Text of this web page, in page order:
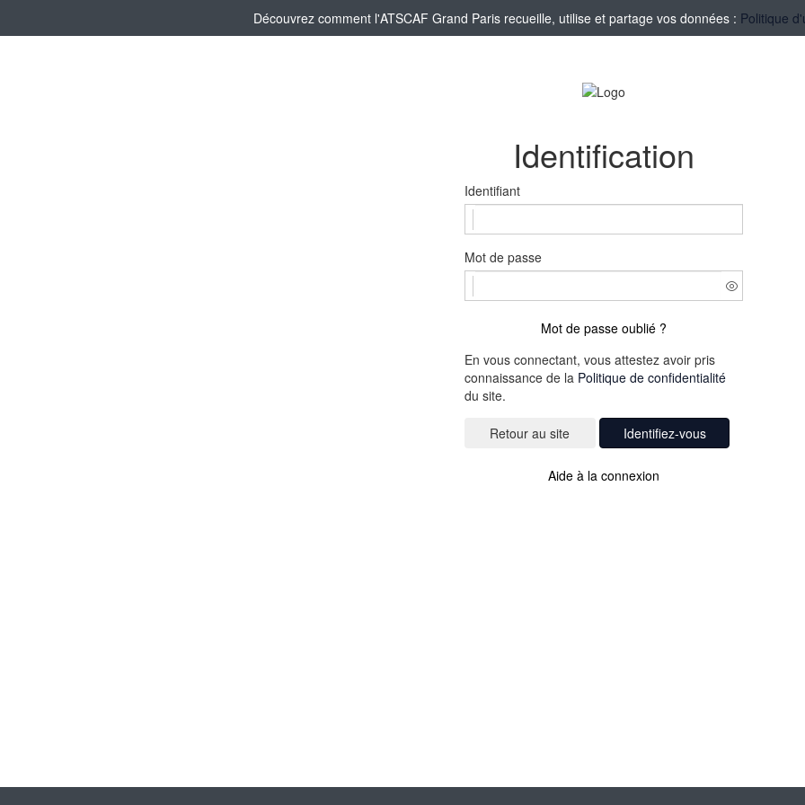
Découvrez comment l'ATSCAF Grand Paris recueille, utilise et partage vos données : Politique
Identification
Identifiant
Mot de passe
Mot de passe oublié ?
En vous connectant, vous attestez avoir pris
connaissance de la Politique de confidentialité
du site.
Identifiez-vous
Aide à la connexion